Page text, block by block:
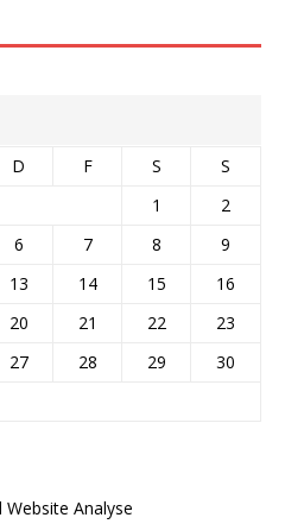
D F S
S
1
2
6 7 8
9
13 14 15
16
20 21 22
23
27 28 29
30